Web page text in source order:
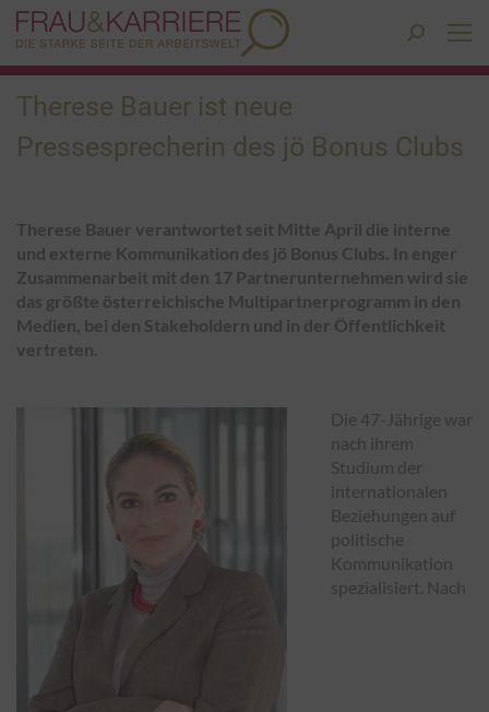
Search:
Therese Bauer ist neue
Pressesprecherin des jö Bonus Clubs
Therese Bauer verantwortet seit Mitte April die interne
und externe Kommunikation des jö Bonus Clubs. In enger
Zusammenarbeit mit den 17 Partnerunternehmen wird sie
das größte österreichische Multipartnerprogramm in den
Medien, bei den Stakeholdern und in der Öffentlichkeit
vertreten.
Die 47-Jährige war
nach ihrem
Studium der
internationalen
Beziehungen auf
politische
Kommunikation
spezialisiert. Nach